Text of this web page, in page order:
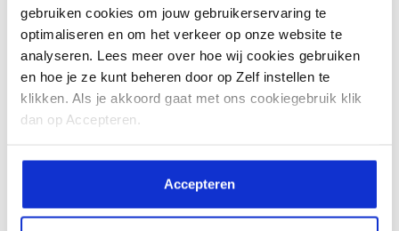
gebruiken cookies om jouw gebruikerservaring te
optimaliseren en om het verkeer op onze website te
analyseren. Lees meer over hoe wij cookies gebruiken
en hoe je ze kunt beheren door op Zelf instellen te
klikken. Als je akkoord gaat met ons cookiegebruik klik
dan op Accepteren.
Accepteren
Hoe je leert leven met ernstige astma – en
toch blijft dromen
pabo in Amsterdam en staat het...